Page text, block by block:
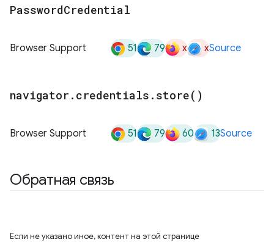
PasswordCredential
Browser Support 51 79 x xSource
navigator . credentials . store( )
Browser Support 51 79 60 13Source
Обратная связь
Если не указано иное, контент на этой странице